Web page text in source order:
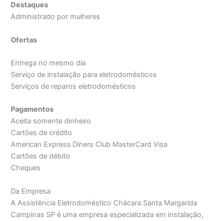
Destaques
Administrado por mulheres
Ofertas
Entrega no mesmo dia
Serviço de instalação para eletrodomésticos
Serviços de reparos eletrodomésticos
Pagamentos
Aceita somente dinheiro
Cartões de crédito
American Express Diners Club MasterCard Visa
Cartões de débito
Cheques
Da Empresa
A Assistência Eletrodoméstico Chácara Santa Margarida
Campinas SP é uma empresa especializada em instalação,